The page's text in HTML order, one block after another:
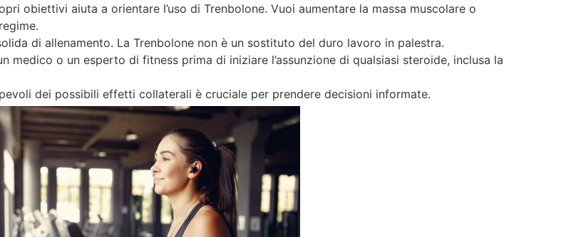
obiettivi aiuta a orientare l’uso di Trenbolone. Vuoi aumentare la massa muscolare o
di allenamento. La Trenbolone non è un sostituto del duro lavoro in palestra.
medico o un esperto di fitness prima di iniziare l’assunzione di qualsiasi steroide, inclusa la
dei possibili effetti collaterali è cruciale per prendere decisioni informate.